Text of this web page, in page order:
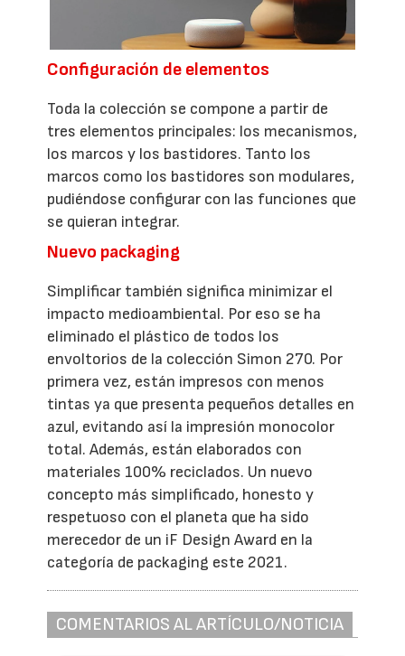
Configuración de elementos
Toda la colección se compone a partir de
tres elementos principales: los mecanismos,
los marcos y los bastidores. Tanto los
marcos como los bastidores son modulares,
pudiéndose configurar con las funciones que
se quieran integrar.
Nuevo packaging
Simplificar también significa minimizar el
impacto medioambiental. Por eso se ha
eliminado el plástico de todos los
envoltorios de la colección Simon 270. Por
primera vez, están impresos con menos
tintas ya que presenta pequeños detalles en
azul, evitando así la impresión monocolor
total. Además, están elaborados con
materiales 100% reciclados. Un nuevo
concepto más simplificado, honesto y
respetuoso con el planeta que ha sido
merecedor de un iF Design Award en la
categoría de packaging este 2021.
COMENTARIOS AL ARTÍCULO/NOTICIA